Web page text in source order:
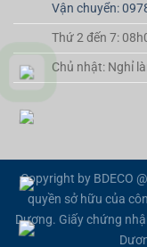
Vận chuyển:
Thứ 2 đến 7:
Chủ nhật: Nghỉ
Copyright by BDECO
quyền sở hữu của
Dương. Giấy chứng